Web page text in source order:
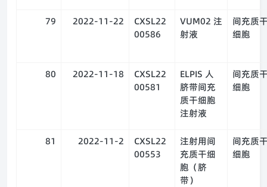
79 2022-11-22
CXSL22
00586
VUM02 注
射液
间充质
细胞
80 2022-11-18
CXSL22
00581
ELPIS 人
脐带间充
质干细胞
注射液
间充质
细胞
81 2022-11-2
CXSL22
00553
注射用间
充质干细
胞（脐
带）
间充质
细胞